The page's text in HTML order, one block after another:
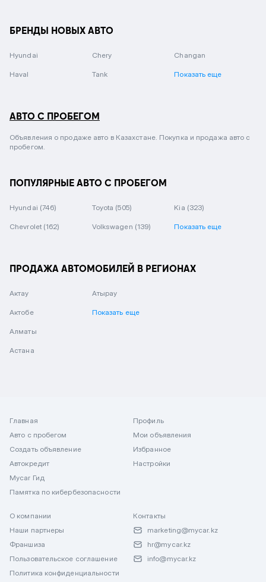
БРЕНДЫ НОВЫХ АВТО
Hyundai Chery Changan
Haval Tank Показать еще
АВТО С ПРОБЕГОМ
Объявления о продаже авто в Казахстане. Покупка и продажа авто с
пробегом.
ПОПУЛЯРНЫЕ АВТО С ПРОБЕГОМ
Hyundai (746) Toyota (505) Kia (323)
Chevrolet (162) Volkswagen (139) Показать еще
ПРОДАЖА АВТОМОБИЛЕЙ В РЕГИОНАХ
Актау
Актобе
Алматы
Астана
Атырау
Показать еще
Главная
Авто с пробегом
Создать объявление
Автокредит
Mycar Гид
Памятка по кибербезопасности
Профиль
Мои объявления
Избранное
Настройки
О компании
Наши партнеры
Франшиза
Пользовательское соглашение
Политика конфиденциальности
Контакты
marketing@mycar.kz
hr@mycar.kz
info@mycar.kz